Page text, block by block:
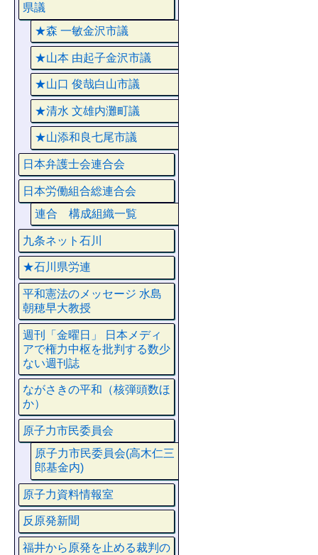
県議
★森 一敏金沢市議
★山本 由起子金沢市議
★山口 俊哉白山市議
★清水 文雄内灘町議
★山添和良七尾市議
日本弁護士会連合会
日本労働組合総連合会
連合 構成組織一覧
九条ネット石川
★石川県労連
平和憲法のメッセージ 水島
朝穂早大教授
週刊「金曜日」 日本メディ
アで権力中枢を批判する数少
ない週刊誌
ながさきの平和（核弾頭数ほ
か）
原子力市民委員会
原子力市民委員会(高木仁三
郎基金内)
原子力資料情報室
反原発新聞
福井から原発を止める裁判の